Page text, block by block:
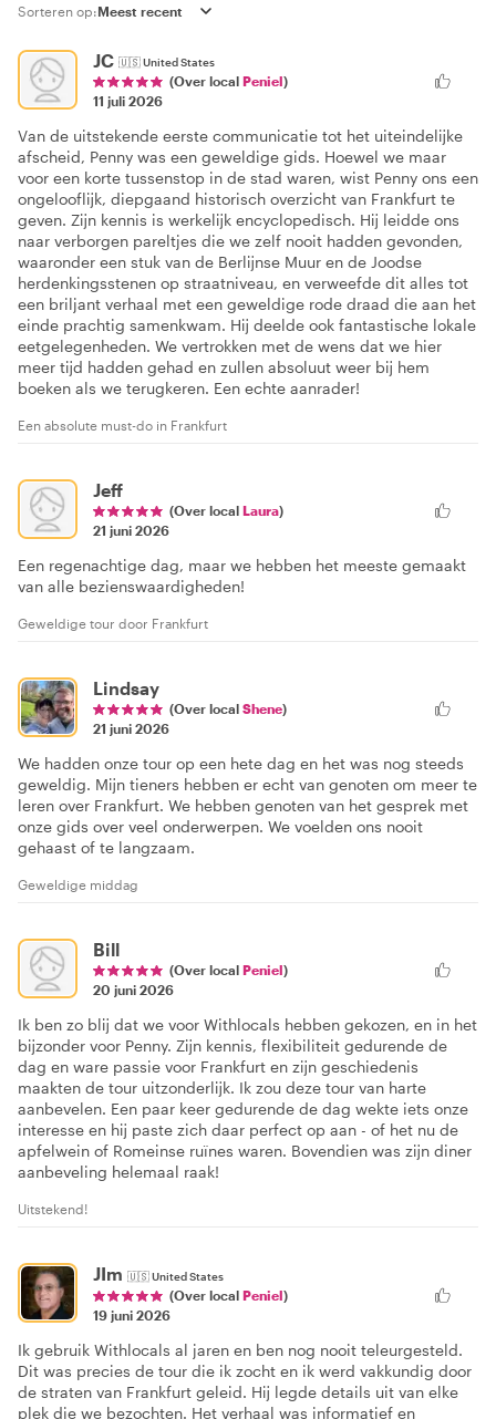
Sorteren op:
JC 🇺🇸United States
(Over local Peniel)
11 juli 2026
Van de uitstekende eerste communicatie tot het uiteindelijke
afscheid, Penny was een geweldige gids. Hoewel we maar
voor een korte tussenstop in de stad waren, wist Penny ons een
ongelooflijk, diepgaand historisch overzicht van Frankfurt te
geven. Zijn kennis is werkelijk encyclopedisch. Hij leidde ons
naar verborgen pareltjes die we zelf nooit hadden gevonden,
waaronder een stuk van de Berlijnse Muur en de Joodse
herdenkingsstenen op straatniveau, en verweefde dit alles tot
een briljant verhaal met een geweldige rode draad die aan het
einde prachtig samenkwam. Hij deelde ook fantastische lokale
eetgelegenheden. We vertrokken met de wens dat we hier
meer tijd hadden gehad en zullen absoluut weer bij hem
boeken als we terugkeren. Een echte aanrader!
Een absolute must-do in Frankfurt
Jeff
(Over local Laura)
21 juni 2026
Een regenachtige dag, maar we hebben het meeste gemaakt
van alle bezienswaardigheden!
Geweldige tour door Frankfurt
Lindsay
(Over local Shene)
21 juni 2026
We hadden onze tour op een hete dag en het was nog steeds
geweldig. Mijn tieners hebben er echt van genoten om meer te
leren over Frankfurt. We hebben genoten van het gesprek met
onze gids over veel onderwerpen. We voelden ons nooit
gehaast of te langzaam.
Geweldige middag
Bill
(Over local Peniel)
20 juni 2026
Ik ben zo blij dat we voor Withlocals hebben gekozen, en in het
bijzonder voor Penny. Zijn kennis, flexibiliteit gedurende de
dag en ware passie voor Frankfurt en zijn geschiedenis
maakten de tour uitzonderlijk. Ik zou deze tour van harte
aanbevelen. Een paar keer gedurende de dag wekte iets onze
interesse en hij paste zich daar perfect op aan - of het nu de
apfelwein of Romeinse ruïnes waren. Bovendien was zijn diner
aanbeveling helemaal raak!
Uitstekend!
JIm 🇺🇸United States
(Over local Peniel)
19 juni 2026
Ik gebruik Withlocals al jaren en ben nog nooit teleurgesteld.
Dit was precies de tour die ik zocht en ik werd vakkundig door
de straten van Frankfurt geleid. Hij legde details uit van elke
plek die we bezochten. Het verhaal was informatief en